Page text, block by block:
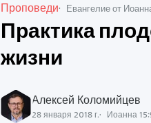
Проповеди Евангелие от
Практика
жизни
Алексей Коломийцев
28 января 2018 г. Иоанна 15: